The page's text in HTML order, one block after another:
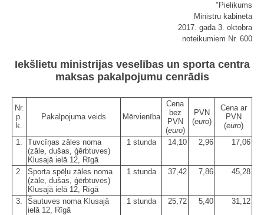
"Pielikums
Ministru kabineta
2017. gada 3. oktobra
noteikumiem Nr. 600
Iekšlietu ministrijas veselības un sporta centra
maksas pakalpojumu cenrādis
Nr.
p.
k.
Pakalpojuma veids Mērvienība
Cena
bez
PVN
(euro)
PVN
(euro)
Cena ar
PVN
(euro)
1.
Tuvcīņas zāles noma
(zāle, dušas, ģērbtuves)
Klusajā ielā 12, Rīgā
1 stunda 14,10 2,96 17,06
2.
Sporta spēļu zāles noma
(zāle, dušas, ģērbtuves)
Klusajā ielā 12, Rīgā
1 stunda 37,42 7,86 45,28
3.
Šautuves noma Klusajā
ielā 12, Rīgā
1 stunda 25,72 5,40 31,12